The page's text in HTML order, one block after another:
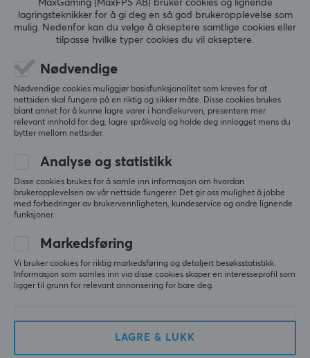
hastigheten og kontrollen, og forbedre presisjonen din
når du spiller.
SPESIFIKASJONER
EGENSKAPER
Materiale
PTFE
Passer
Logitech G-Pro X Superlight 2C
ANMELDELSER (0) SPØRSMÅL OG SVAR (0)
0.0
5
0%
3
0%
SKRIV ANMELDELSE
Mer fra vårt fellesskap
MaxGaming (MaxFPS AB) bruker cookies og lignende
lagringsteknikker for å gi deg en så god brukeropplevelse som
mulig. Nedenfor kan du velge å akseptere samtlige cookies eller
tilpasse hvilke typer cookies du vil akseptere.
Nødvendige
Nødvendige cookies muliggjør basisfunksjonalitet som kreves for at
nettsiden skal fungere på en riktig og sikker måte. Disse cookies brukes
blant annet for å kunne lagre varer i handlekurven, presentere mer
relevant innhold for deg, lagre språkvalg og holde deg innlogget mens du
bytter mellom nettsider.
Analyse og statistikk
Disse cookies brukes for å samle inn informasjon om hvordan
brukeropplevelsen av vår nettside fungerer. Det gir oss mulighet å jobbe
med forbedringer av brukervennligheten, kundeservice og andre lignende
funksjoner.
Markedsføring
Vi bruker cookies for riktig markedsføring og detaljert besøksstatistikk.
Informasjon som samles inn via disse cookies skaper en interesseprofil som
ligger til grunn for relevant annonsering for bare deg.
LAGRE & LUKK